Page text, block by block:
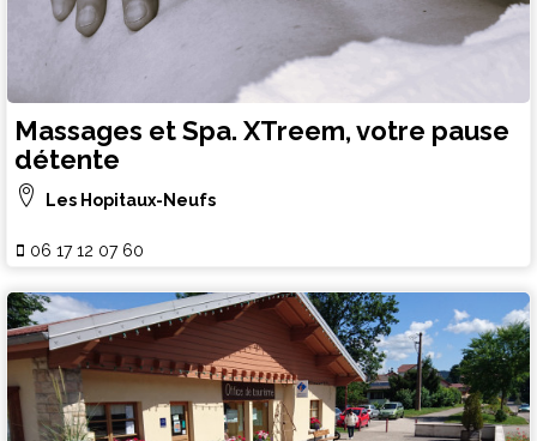
Massages et Spa. XTreem, votre pause
détente
Les Hopitaux-Neufs
06 17 12 07 60